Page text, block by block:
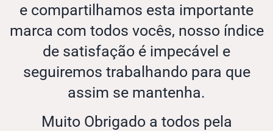
e compartilhamos esta importante
marca com todos vocês, nosso índice
de satisfação é impecável e
seguiremos trabalhando para que
assim se mantenha.
Muito Obrigado a todos pela